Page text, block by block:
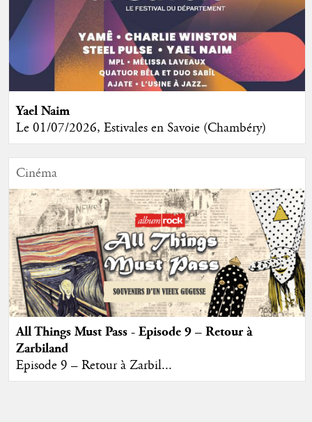
Yael Naim
Le 01/07/2026, Estivales en Savoie (Chambéry)
Cinéma
All Things Must Pass - Episode 9 – Retour à
Zarbiland
Episode 9 – Retour à Zarbil...